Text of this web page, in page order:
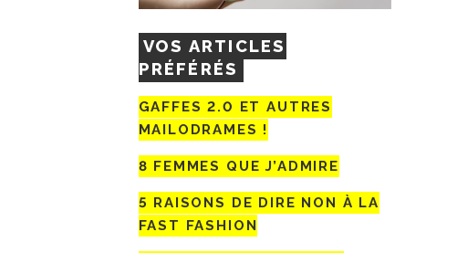
VOS ARTICLES
PRÉFÉRÉS
GAFFES 2.0 ET AUTRES
MAILODRAMES !
8 FEMMES QUE J’ADMIRE
5 RAISONS DE DIRE NON À LA
FAST FASHION